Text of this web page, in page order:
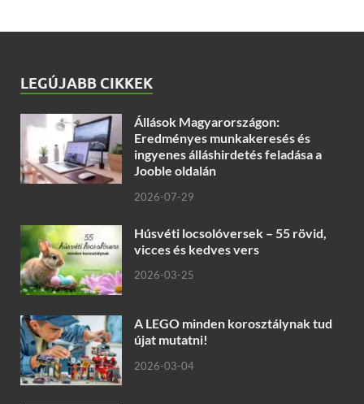
LEGÚJABB CIKKEK
Állások Magyarországon:
Eredményes munkakeresés és
ingyenes álláshirdetés feladása a
Jooble oldalán
2026-07-29
Húsvéti locsolóversek – 55 rövid,
vicces és kedves vers
2026-03-25
A LEGO minden korosztálynak tud
újat mutatni!
2026-03-04